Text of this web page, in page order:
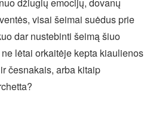
visai šeimai suėdus prie
dar nustebinti šeimą šiuo
lėtai orkaitėje kepta kiaulienos
česnakais, arba kitaip